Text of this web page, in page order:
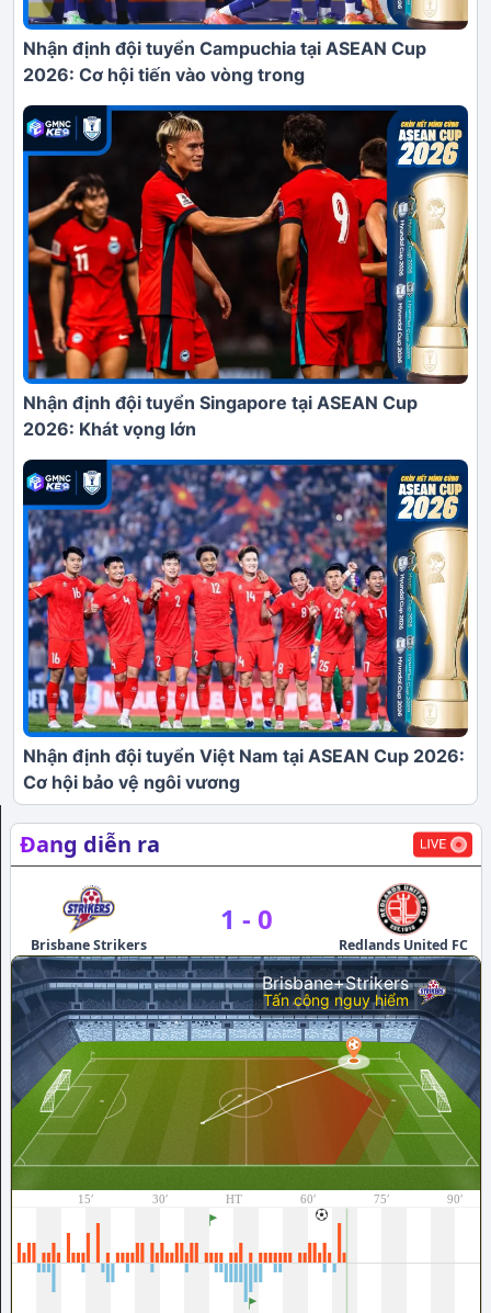
Nhận định đội tuyển Campuchia tại ASEAN Cup
2026: Cơ hội tiến vào vòng trong
Nhận định đội tuyển Singapore tại ASEAN Cup
2026: Khát vọng lớn
Nhận định đội tuyển Việt Nam tại ASEAN Cup 2026:
Cơ hội bảo vệ ngôi vương
Đang diễn ra
Brisbane Strikers
1 - 0
Redlands United FC